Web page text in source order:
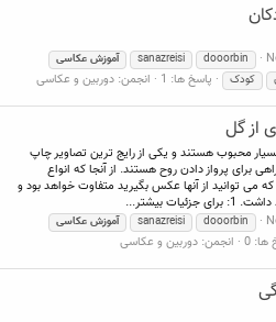
dooorbin
sanazreisi آموزش عکاسی
کودک پاسخ ها: 1 انجمن: دوربین و عکاسی
از گل
محبوب هستند و یکی از رایج ترین تصاویر چاپ
پرواز دادن روح هستند. از آنجا که انواع
می توانید از آنها عکس بگیرید متفاوت خواهد بود و
بیشتر...
dooorbin
sanazreisi آموزش عکاسی
0 انجمن: دوربین و عکاسی